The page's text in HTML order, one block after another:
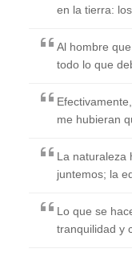
en la tierra:
Al hombre
todo lo que
me hubieran
La naturaleza
juntemos; la
Lo que se
tranquilidad y